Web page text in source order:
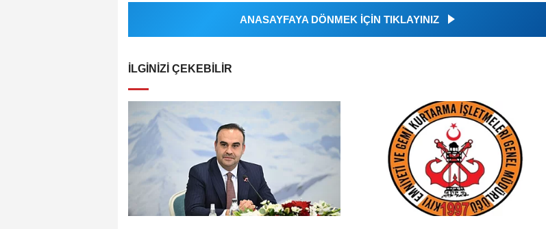
ANASAYFAYA DÖNMEK İÇİN TIKLAYINIZ
İLGINIZI ÇEKEBILIR